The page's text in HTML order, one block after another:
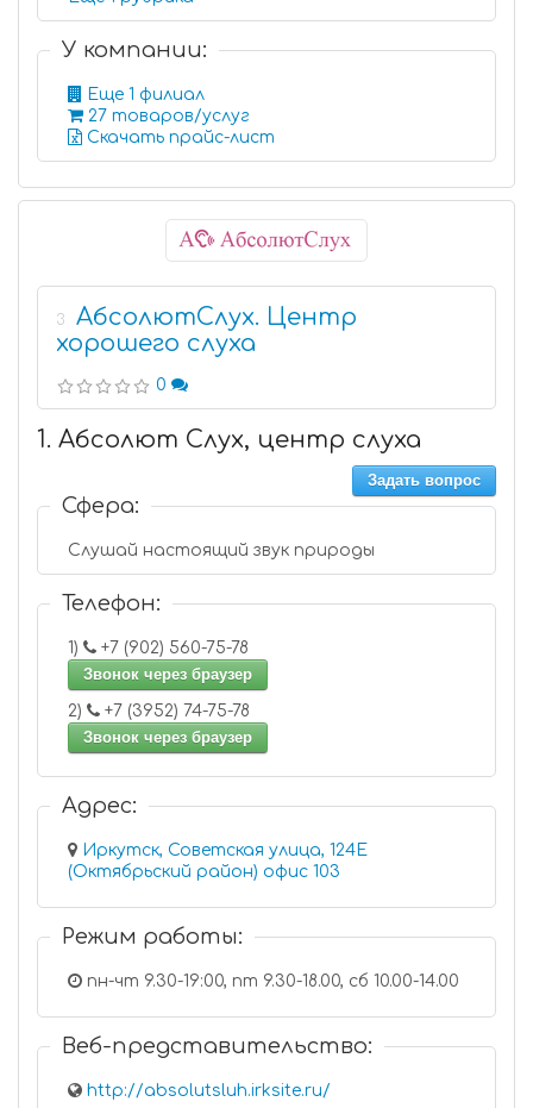
У компании:
Еще 1 филиал
27 товаров/услуг
Скачать прайс-лист
3
АбсолютСлух. Центр
хорошего слуха
0
1. Абсолют Слух, центр слуха
Задать вопрос
Сфера:
Слушай настоящий звук природы
Телефон:
1)
+7 (902) 560-75-78
Звонок через браузер
2)
+7 (3952) 74-75-78
Звонок через браузер
Адрес:
Иркутск, Советская улица, 124Е
(Октябрьский район) офис 103
Режим работы:
пн-чт 9.30-19:00, пт 9.30-18.00, сб 10.00-14.00
Веб-представительство:
http://absolutsluh.irksite.ru/